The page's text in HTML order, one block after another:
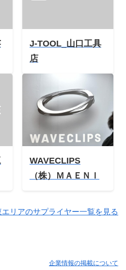
J-TOOL_山口工具
店
WAVECLIPS
（株）ＭＡＥＮＩ
リアのサプライヤー一覧を見る
企業情報の掲載について